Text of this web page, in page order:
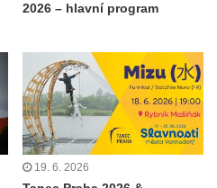
2026 – hlavní program
19. 6. 2026